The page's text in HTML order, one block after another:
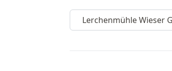
Lerchenmühle Wieser